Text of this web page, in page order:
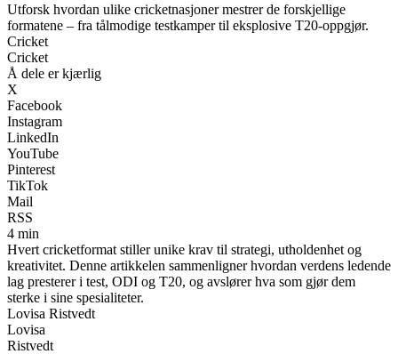
Utforsk hvordan ulike cricketnasjoner mestrer de forskjellige
formatene – fra tålmodige testkamper til eksplosive T20-oppgjør.
Cricket
Cricket
Å dele er kjærlig
X
Facebook
Instagram
LinkedIn
YouTube
Pinterest
TikTok
Mail
RSS
4 min
Hvert cricketformat stiller unike krav til strategi, utholdenhet og
kreativitet. Denne artikkelen sammenligner hvordan verdens ledende
lag presterer i test, ODI og T20, og avslører hva som gjør dem
sterke i sine spesialiteter.
Lovisa Ristvedt
Lovisa
Ristvedt